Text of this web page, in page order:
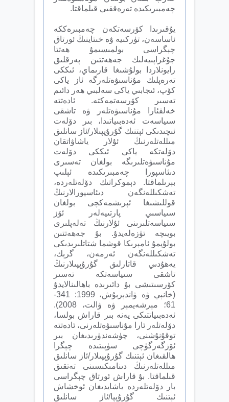
چەمبىرىكىدە تەرەققىي قىلماقتا.
يۇقىرىدا كۆرسەتكەن چەمبىرەككە
ئاساسەن، تۈركىيە ۋە خىتاينىڭ ئورتاق
چېگراسى بولمىسىمۇ ھەتتا
جۇغراپىيەلىك جەھەتتىن پەرقلىق
رايونلاردا بولۇشىغا قارىماي، ئىككى
تەرەپلىك مۇناسىۋەتلەرگە ئاز ياكى
كۆپ، ئىجابىي ياكى سەلبىي ھەر دائىم
تەسىر كۆرسەتمەكتە. ئادەتتە
خەلقئارا مۇناسىۋەتلەر ۋە تاشقى
سىياسەت ئەدەبىياتىدا، بىر دۆلەت
ئىچىدىكى ئېتنىك گۇرۇپپىلار/ئاز سانلىق
مىللەتلەرنىڭ ئۇلار ياشاۋاتقان
دۆلەتكە ياكى ئىككى دۆلەت
مۇناسىۋەتلىرىگە بولغان تەسىرى
دىئاسپورا چەمبىرىكىدە ئېلىپ
بېرىلماقتا. دېموكراتىك دۆلەتلەردە،
تەشكىللەنگەن دىئاسپورالارنىڭ
قوللىشىغا ئېرىشمەكچى بولغان
سىياسىي پارتىيەلەر ئۆز
سىياسەتلىرىنى ئۇلارنىڭ تەلەپلىرى
بويىچە تۈزەلەيدۇ. بۇ جەھەتتىن
بولۇپمۇ ئامېرىكا قوشما شتاتلىرىدىكى
تەشكىللەنگەن ئەرمەن، گرېك،
يەھۇدىي قاتارلىق گۇرۇپپىلارنىڭ
تاشقى سىياسەتكە تەسىر
كۆرسىتىشى بۇ دائىرىدە باھالىنالايدۇ
(خانېي ۋە ۋاندېربۇش، 1999: 341-
61؛ مېرشەيمېر ۋە ۋالت، 2008).
ئەدەبىياتتىكى يەنە بىر قاراش بولسا،
دۆلەتلەر ئارا مۇناسىۋەتلەرنى، ئادەتتە
توقۇنۇشنى، چۈشەندۈرىدىغان بىر
ئۆزگەرگۈچى سۈپىتىدە چېگرا
ھالقىغان ئېتنىك گۇرۇپپىلار/ئاز سانلىق
مىللەتلەرنىڭ دىنامىكىسىنى تەتقىق
قىلماقتا. بۇ قاراش ئورتاق چېگراسى
بار دۆلەتلەردە ياشايدىغان ئوخشاش
ئېتنىك گۇرۇپپا/ئاز سانلىق